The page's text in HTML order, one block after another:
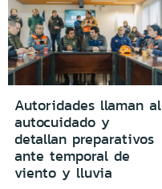
Autoridades llaman al
autocuidado y
detallan preparativos
ante temporal de
viento y lluvia